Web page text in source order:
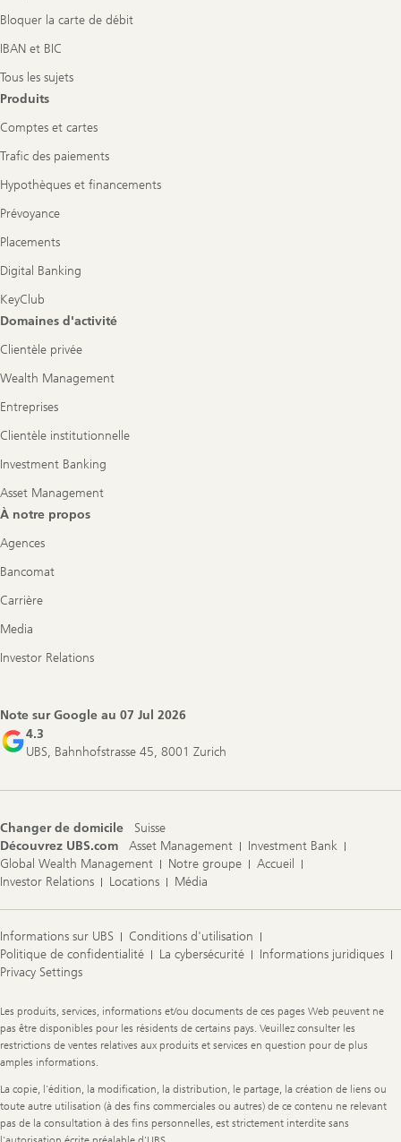
Bloquer la carte de débit
IBAN et BIC
Tous les sujets
Produits
Comptes et cartes
Trafic des paiements
Hypothèques et financements
Prévoyance
Placements
Digital Banking
KeyClub
Domaines d'activité
Clientèle privée
Wealth Management
Entreprises
Clientèle institutionnelle
Investment Banking
Asset Management
À notre propos
Agences
Bancomat
Carrière
Media
Investor Relations
Note sur Google au 07 Jul 2026
4.3
UBS, Bahnhofstrasse 45, 8001 Zurich
Changer de domicile
Suisse
Découvrez UBS.com
Asset Management
Investment Bank
Global Wealth Management
Notre groupe
Accueil
Investor Relations
Locations Média
Informations sur UBS
Conditions d'utilisation
Politique de confidentialité
La cybersécurité
Informations juridiques
Privacy Settings
Legal
Information
Les produits, services, informations et/ou documents de ces pages Web peuvent ne
pas être disponibles pour les résidents de certains pays. Veuillez consulter les
restrictions de ventes relatives aux produits et services en question pour de plus
amples informations.
La copie, l'édition, la modification, la distribution, le partage, la création de liens ou
toute autre utilisation (à des fins commerciales ou autres) de ce contenu ne relevant
pas de la consultation à des fins personnelles, est strictement interdite sans